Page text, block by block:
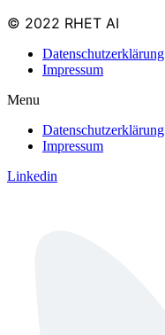
© 2022 RHET AI
Datenschutzerklärung
Impressum
Menu
Datenschutzerklärung
Impressum
Linkedin